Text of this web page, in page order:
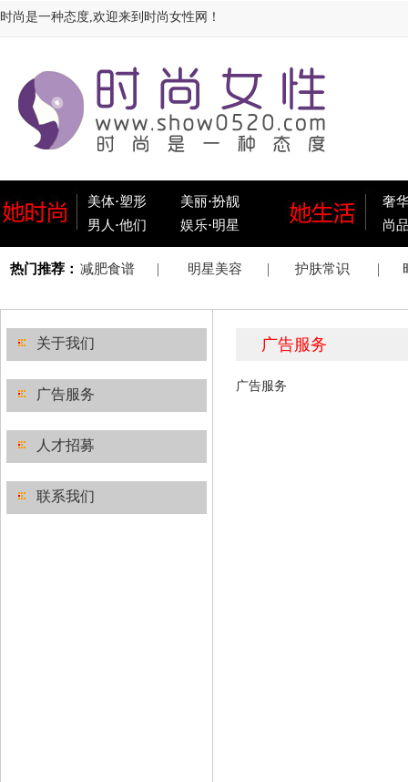
时尚是一种态度,欢迎来到时尚女性网！
美体·塑形 美丽·扮靓
男人 ·他们 娱乐·明星
奢
尚
关于我们
广告服务
人才招募
联系我们
广告服务
广告服务